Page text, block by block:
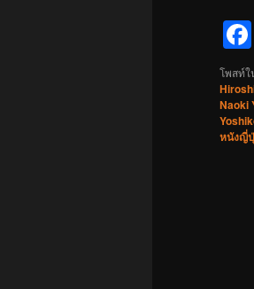
โพสท์ใ
Naoki
หนังญี่